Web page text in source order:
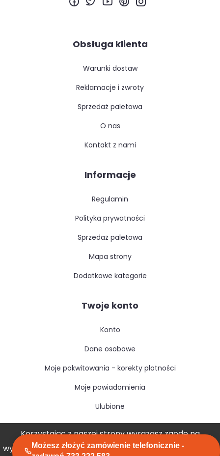
Korzystając z naszej strony wyrażasz zgodę na
wykorzystywanie przez nas plików cookies.
Akceptuję
Możesz złożyć zamówienie telefonicznie -
Obsługa klienta
warunki dostaw
reklamacje i zwroty
sprzedaż paletowa
o nas
kontakt z nami
Informacje
regulamin
polityka prywatności
sprzedaż paletowa
mapa strony
dodatkowe kategorie
Twoje konto
konto
dane osobowe
moje pokwitowania - korekty płatności
moje powiadomienia
ulubione